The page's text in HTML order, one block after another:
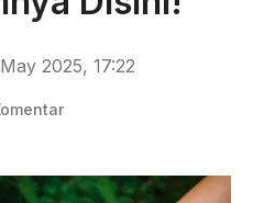
2025, 17:22